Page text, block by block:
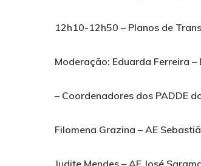
12h10-12h50 – Planos de
Moderação: Eduarda Ferreira –
– Coordenadores dos PADDE
Filomena Grazina – AE
Judite Mendes – AE José